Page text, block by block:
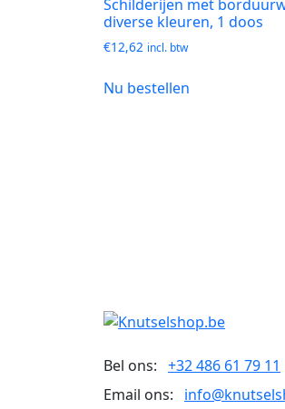
Schilderijen met
diverse kleuren, 1 doos
€12,62 incl. btw
Nu bestellen
Bel ons: +32 486 61 79 11
Email ons: